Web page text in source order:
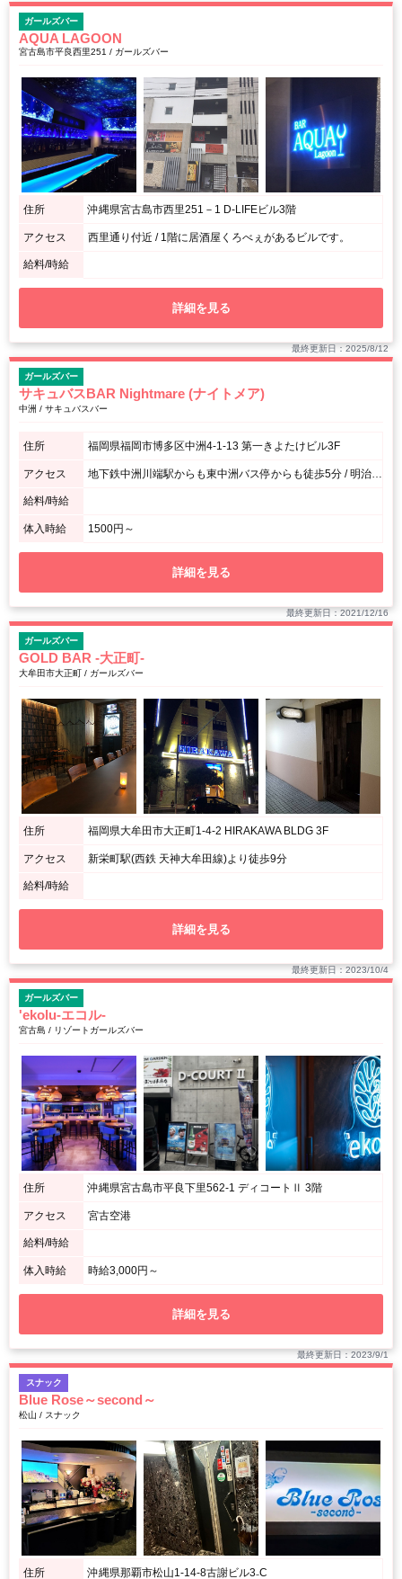
ガールズバー
AQUA LAGOON
宮古島市平良西里251 / ガールズバー
住所 沖縄県宮古島市西里251－1 D-LIFEビル3階
アクセス 西里通り付近 / 1階に居酒屋くろべぇがあるビルです。
給料/時給
詳細を見る
最終更新日：2025/8/12
ガールズバー
サキュバスBAR Nightmare (ナイトメア)
中洲 / サキュバスバー
住所 福岡県福岡市博多区中洲4-1-13 第一きよたけビル3F
アクセス 地下鉄中洲川端駅からも東中洲バス停からも徒歩5分 / 明治通りの橋手前から川沿いに歩くと解り易いです！
給料/時給
体入時給 1500円～
詳細を見る
最終更新日：2021/12/16
ガールズバー
GOLD BAR -大正町-
大牟田市大正町 / ガールズバー
住所 福岡県大牟田市大正町1-4-2 HIRAKAWA BLDG 3F
アクセス 新栄町駅(西鉄 天神大牟田線)より徒歩9分
給料/時給
詳細を見る
最終更新日：2023/10/4
ガールズバー
'ekolu-エコル-
宮古島 / リゾートガールズバー
住所 沖縄県宮古島市平良下里562-1 ディコートⅡ 3階
アクセス 宮古空港
給料/時給
体入時給 時給3,000円～
詳細を見る
最終更新日：2023/9/1
スナック
Blue Rose～second～
松山 / スナック
住所 沖縄県那覇市松山1-14-8古謝ビル3₋C